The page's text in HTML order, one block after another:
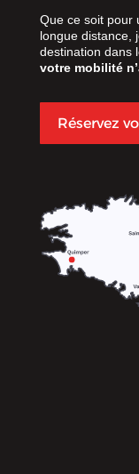
Que ce soit pour
longue distance,
destination dans
votre mobilité
Réservez